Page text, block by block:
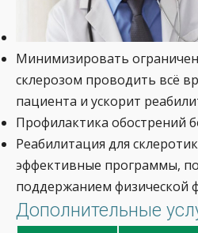
Минимизировать
склерозом проводить всё
пациента и ускорит
Профилактика обострений
Реабилитация для
эффективные программы,
поддержанием физической
Дополнительные